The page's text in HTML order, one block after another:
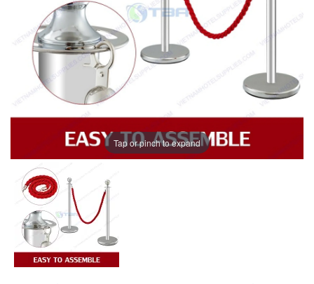
Tap or pinch to expand